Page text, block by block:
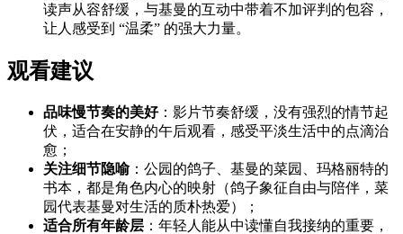
读声从容舒缓，与基曼的互动中带着不加评判的包容，
让人感受到 “温柔” 的强大力量。
观看建议
品味慢节奏的美好：影片节奏舒缓，没有强烈的情节起
伏，适合在安静的午后观看，感受平淡生活中的点滴治
愈；
关注细节隐喻：公园的鸽子、基曼的菜园、玛格丽特的
书本，都是角色内心的映射（鸽子象征自由与陪伴，菜
园代表基曼对生活的质朴热爱）；
适合所有年龄层 ：年轻人能从中读懂自我接纳的重要，